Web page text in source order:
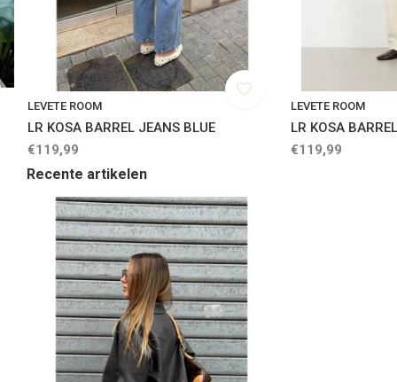
LEVETE ROOM
LR KOSA BARREL JEANS BLUE
€119,99
LEVETE ROOM
LR KOSA
€119,99
Recente artikelen